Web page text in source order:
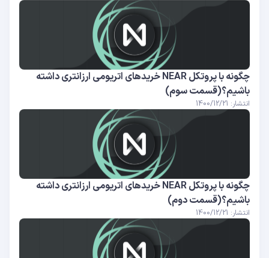
چگونه با پروتکل NEAR خریدهای اتریومی ارزانتری داشته
باشیم؟(قسمت سوم)
انتشار: 1400/12/21
چگونه با پروتکل NEAR خریدهای اتریومی ارزانتری داشته
باشیم؟(قسمت دوم)
انتشار: 1400/12/21